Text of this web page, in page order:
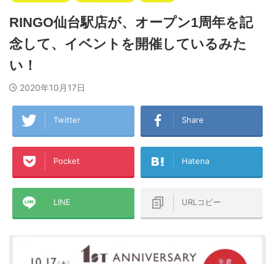
RINGO仙台駅店が、オープン1周年を記
念して、イベントを開催しているみた
い！
2020年10月17日
Twitter Share
Pocket Hatena
LINE URLコピー